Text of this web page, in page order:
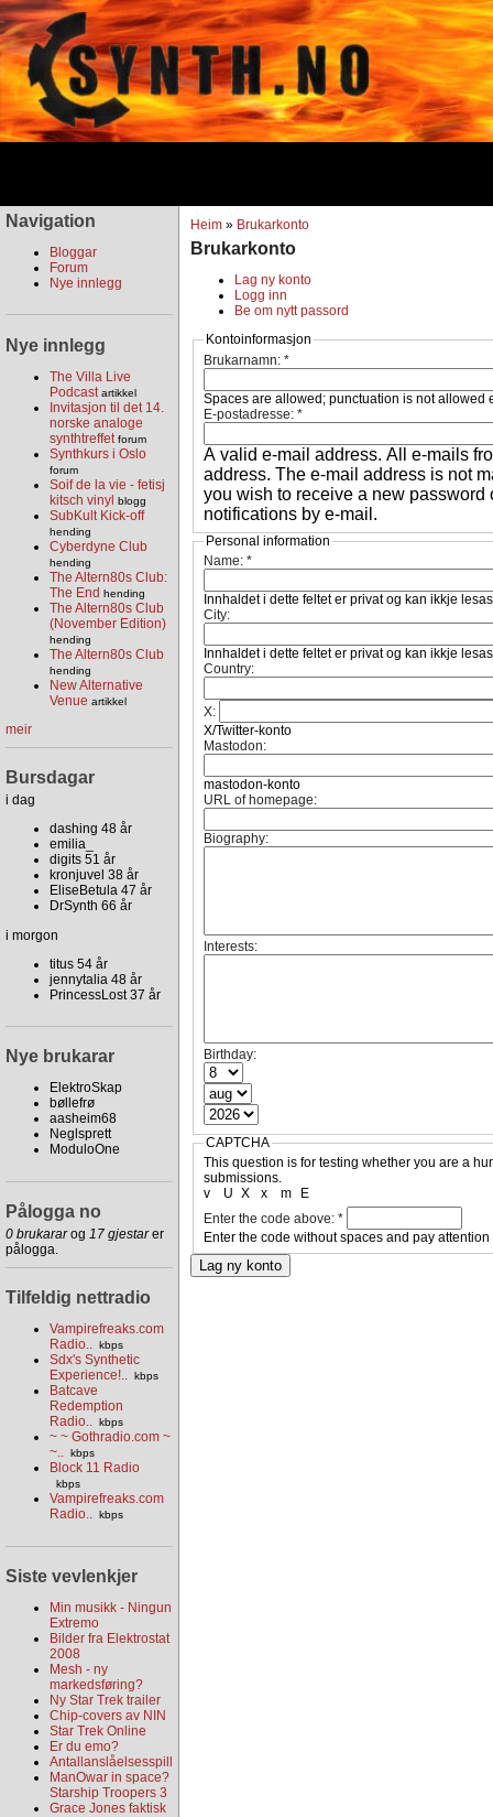
Navigation
Bloggar
Forum
Nye innlegg
Nye innlegg
The Villa Live
Podcastartikkel
Invitasjon til det 14.
norske analoge
synthtreffet forum
Synthkurs i Oslo
forum
Soif de la vie - fetisj
kitsch vinyl blogg
SubKult Kick-off
hending
Cyberdyne Club
hending
The Altern80s Club:
The End hending
The Altern80s Club
(November Edition)
hending
The Altern80s Club
hending
New Alternative
Venue artikkel
meir
Bursdagar
i dag
dashing 48 år
emilia_
digits 51 år
kronjuvel 38 år
EliseBetula 47 år
DrSynth 66 år
i morgon
titus 54 år
jennytalia 48 år
PrincessLost 37 år
Nye brukarar
ElektroSkap
bøllefrø
aasheim68
Neglsprett
ModuloOne
Pålogga no
0 brukararog 17 gjestarer
pålogga.
Tilfeldig nettradio
Vampirefreaks.com
Radio.. kbps
Sdx's Synthetic
Experience!.. kbps
Batcave
Redemption
Radio.. kbps
~ ~ Gothradio.com ~
~.. kbps
Block 11 Radio
kbps
Vampirefreaks.com
Radio.. kbps
Siste vevlenkjer
Min musikk - Ningun
Extremo
Bilder fra Elektrostat
2008
Mesh - ny
markedsføring?
Ny Star Trek trailer
Chip-covers av NIN
Star Trek Online
Er du emo?
Antallanslåelsesspill
ManOwar in space?
Starship Troopers 3
Grace Jones faktisk
Heim » Brukarkonto
Brukarkonto
Lag ny konto
Logg inn
Be om nytt passord
Kontoinformasjon
Brukarnamn:*
Spaces are allowed; punctuation is not allowed
E-postadresse:*
A valid e-mail address. All e-mails
address. The e-mail address is not
you wish to receive a new
notifications by e-mail.
Personal information
Name:*
Innhaldet i dette feltet er privat og kan ikkje
City:
Innhaldet i dette feltet er privat og kan ikkje
Country:
X:
X/Twitter-konto
Mastodon:
mastodon-konto
URL of homepage:
Biography:
Interests:
Birthday:
CAPTCHA
This question is for testing whether you are a
submissions.
U X
v x E
m
Enter the code above:*
Enter the code without spaces and pay